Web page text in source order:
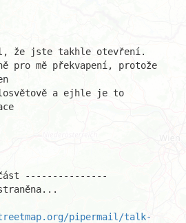
že jste takhle otevření.
pro mě překvapení, protože
a ejhle je to
---------------
pipermail/talk-